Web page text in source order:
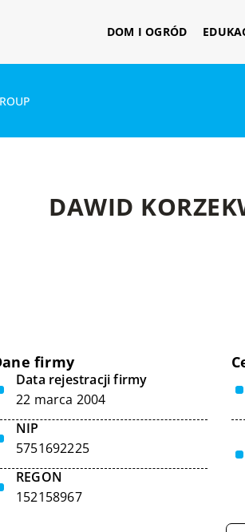
DOM I OGRÓD
DAWID
firmy
Data rejestracji firmy
22 marca 2004
NIP
5751692225
REGON
152158967